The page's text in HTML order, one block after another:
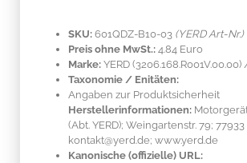
SKU: 601QDZ-B10-03 (YERD Art-Nr.)
Preis ohne MwSt.: 4.84 Euro
Marke: YERD (3206.168.R001V.00.00)
Taxonomie / Enitäten:
Angaben zur Produktsicherheit
Herstellerinformationen:
(Abt. YERD); Weingartenstr. 79;
kontakt@yerd.de; www.yerd.de
Kanonische (offizielle) URL: